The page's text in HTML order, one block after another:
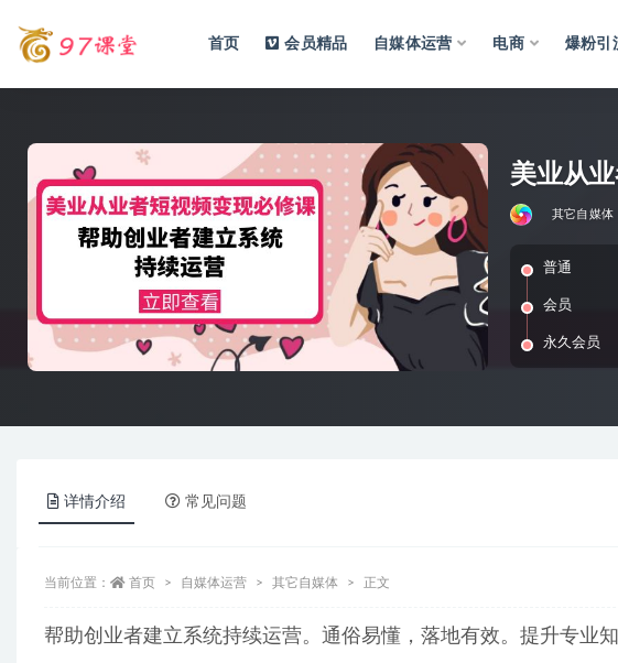
首页 会员精品 自媒体运营 电商 爆粉引
美业从
其它自媒体
普通
会员
永久会员
详情介绍 常见问题
当前位置： 首页 自媒体运营 其它自媒体 正文
帮助创业者建立系统持续运营。通俗易懂，落地有效。提升专业